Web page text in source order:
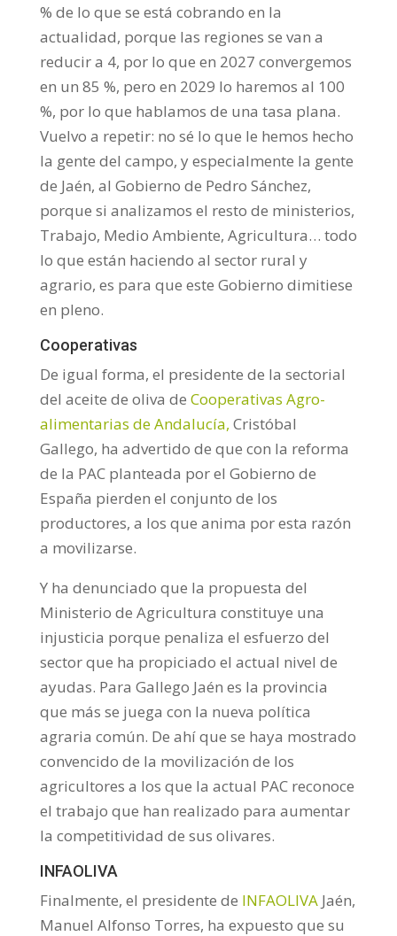
% de lo que se está cobrando en la
actualidad, porque las regiones se van a
reducir a 4, por lo que en 2027 convergemos
en un 85 %, pero en 2029 lo haremos al 100
%, por lo que hablamos de una tasa plana.
Vuelvo a repetir: no sé lo que le hemos hecho
la gente del campo, y especialmente la gente
de Jaén, al Gobierno de Pedro Sánchez,
porque si analizamos el resto de ministerios,
Trabajo, Medio Ambiente, Agricultura… todo
lo que están haciendo al sector rural y
agrario, es para que este Gobierno dimitiese
en pleno.
Cooperativas
De igual forma, el presidente de la sectorial
del aceite de oliva de Cooperativas Agro-
alimentarias de Andalucía, Cristóbal
Gallego, ha advertido de que con la reforma
de la PAC planteada por el Gobierno de
España pierden el conjunto de los
productores, a los que anima por esta razón
a movilizarse.
Y ha denunciado que la propuesta del
Ministerio de Agricultura constituye una
injusticia porque penaliza el esfuerzo del
sector que ha propiciado el actual nivel de
ayudas. Para Gallego Jaén es la provincia
que más se juega con la nueva política
agraria común. De ahí que se haya mostrado
convencido de la movilización de los
agricultores a los que la actual PAC reconoce
el trabajo que han realizado para aumentar
la competitividad de sus olivares.
INFAOLIVA
Finalmente, el presidente de INFAOLIVAJaén,
Manuel Alfonso Torres, ha expuesto que su